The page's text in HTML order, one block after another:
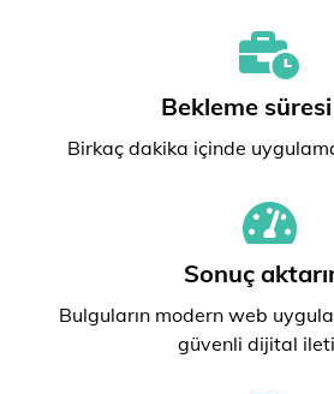
Bekleme
Birkaç dakika içinde
Sonuç
Bulguların modern web
güvenli dijital